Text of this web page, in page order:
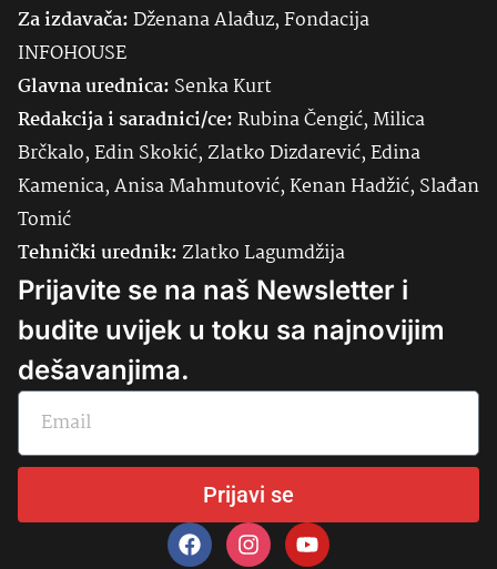
Za izdavača:Dženana Alađuz, Fondacija
INFOHOUSE
Glavna urednica: SenkaKurt
Redakcija i saradnici/ce:Rubina Čengić, Milica
Brčkalo, Edin Skokić, Zlatko Dizdarević, Edina
Kamenica, Anisa Mahmutović, Kenan Hadžić, Slađan
Tomić
Tehnički urednik:Zlatko Lagumdžija
Prijavite se na naš Newsletter i
budite uvijek u toku sa najnovijim
dešavanjima.
Prijavi se